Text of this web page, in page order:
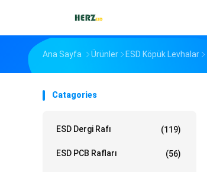
Ana Sayfa Ürünler ESD Köpük Levhalar
Catagories
ESD Dergi Rafı (119)
ESD PCB Rafları (56)